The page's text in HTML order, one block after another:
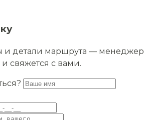
и детали маршрута — менеджер
и свяжется с вами.